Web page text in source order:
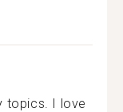
topics. I love